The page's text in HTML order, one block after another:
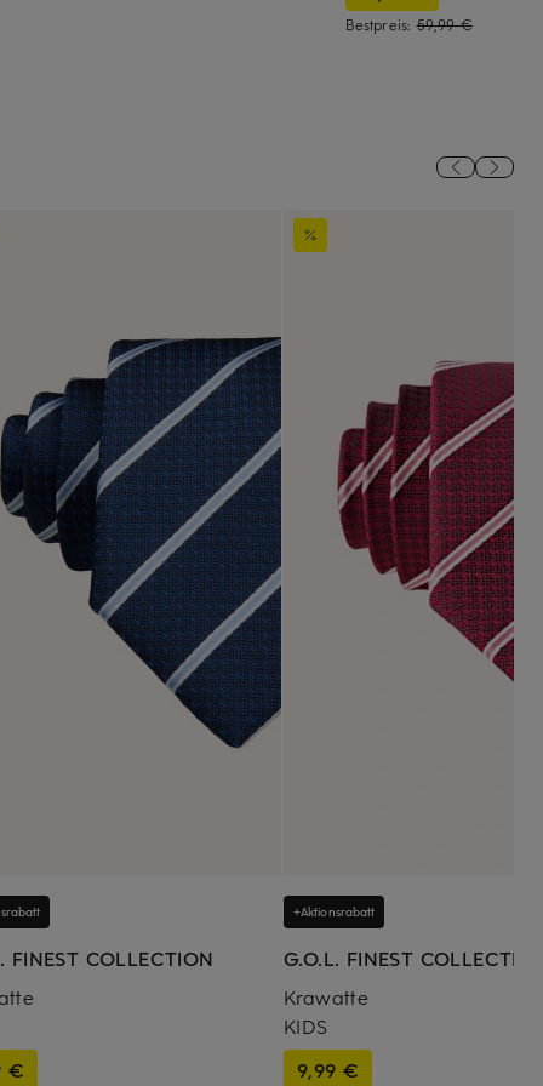
Bestpreis:59,99 €
FINEST COLLECTION
€
+Aktionsrabatt
G.O.L. FINEST
Krawatte
KIDS
9,99 €